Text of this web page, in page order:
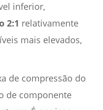
inferior,
2:1 relativamente
mais elevados,
de compressão do
de componente